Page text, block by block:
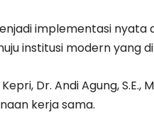
implementasi nyata
institusi modern yang
Dr. Andi Agung,
kerja sama.